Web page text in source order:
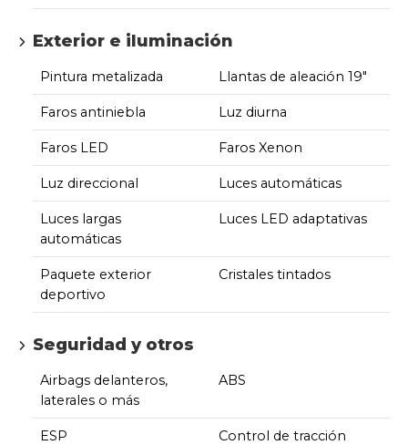
Exterior e iluminación
Pintura metalizada Llantas de aleación 19"
Faros antiniebla Luz diurna
Faros LED Faros Xenon
Luz direccional Luces automáticas
Luces largas
automáticas
Luces LED adaptativas
Paquete exterior
deportivo
Cristales tintados
Seguridad y otros
Airbags delanteros,
laterales o más
ABS
ESP Control de tracción